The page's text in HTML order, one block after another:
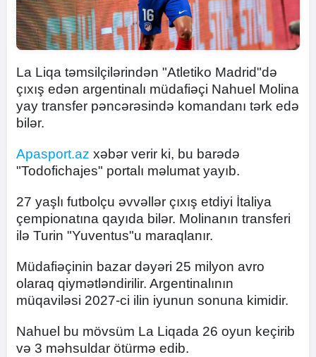
La Liqa təmsilçilərindən "Atletiko Madrid"də
çıxış edən argentinalı müdafiəçi Nahuel Molina
yay transfer pəncərəsində komandanı tərk edə
bilər.
Apasport.az xəbər verir ki, bu barədə
"Todofichajes" portalı məlumat yayıb.
27 yaşlı futbolçu əvvəllər çıxış etdiyi İtaliya
çempionatına qayıda bilər. Molinanın transferi
ilə Turin "Yuventus"u maraqlanır.
Müdafiəçinin bazar dəyəri 25 milyon avro
olaraq qiymətləndirilir. Argentinalının
müqaviləsi 2027-ci ilin iyunun sonuna kimidir.
Nahuel bu mövsüm La Liqada 26 oyun keçirib
və 3 məhsuldar ötürmə edib.